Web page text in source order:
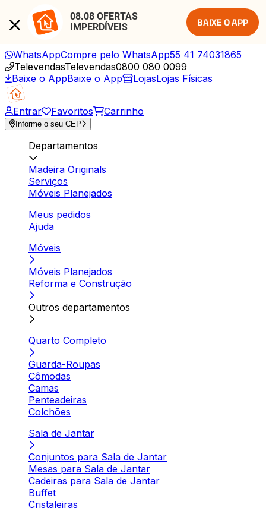
08.08 OFERTAS
IMPERDÍVEIS
BAIXE O APP
WhatsAppCompre pelo WhatsApp55 41 74031865
TelevendasTelevendas0800 080 0099
Baixe o AppBaixe o App LojasLojas Físicas
Entrar Favoritos Carrinho
Informe o seu CEP
Departamentos
Madeira Originals
Serviços
Móveis Planejados
Meus pedidos
Ajuda
Móveis
Móveis Planejados
Reforma e Construção
Outros departamentos
Quarto Completo
Guarda-Roupas
Cômodas
Camas
Penteadeiras
Colchões
Sala de Jantar
Conjuntos para Sala de Jantar
Mesas para Sala de Jantar
Cadeiras para Sala de Jantar
Buffet
Cristaleiras